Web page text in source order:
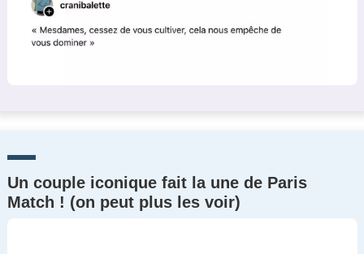
Un couple iconique fait la une de Paris
Match ! (on peut plus les voir)